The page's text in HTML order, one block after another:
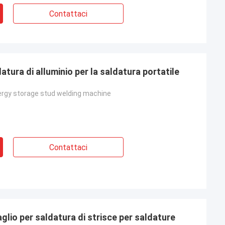
più
Contattaci
di alluminio per la saldatura portatile
storage stud welding machine
Contattaci
per saldatura di strisce per saldature